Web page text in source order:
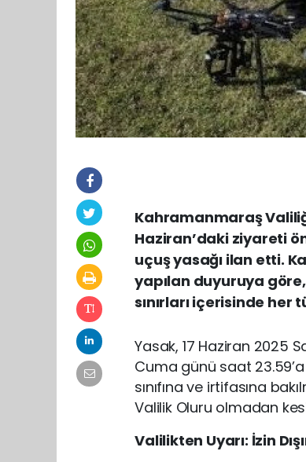
Kahramanmaraş
Haziran’daki ziyareti
uçuş yasağı ilan etti.
yapılan duyuruya
sınırları içerisinde her
Yasak, 17 Haziran 2025
Cuma günü saat
sınıfına ve irtifasına
Valilik Oluru olmadan
Valilikten Uyarı: İzin